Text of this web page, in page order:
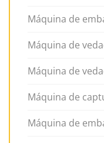
Máquina de
Máquina de
Máquina de
Máquina de
Máquina de